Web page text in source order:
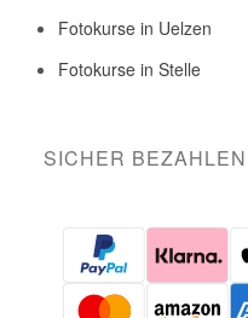
Fotokurse in Uelzen
Fotokurse in Stelle
SICHER BEZAHLEN